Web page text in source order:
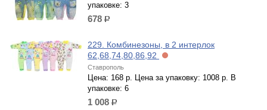
упаковке: 3
678 р.
229. Комбинезоны, в 2 интерлок
62,68,74,80,86,92
Ставрополь
Цена: 168 р. Цена за упаковку: 1008 р. В
упаковке: 6
1 008 р.